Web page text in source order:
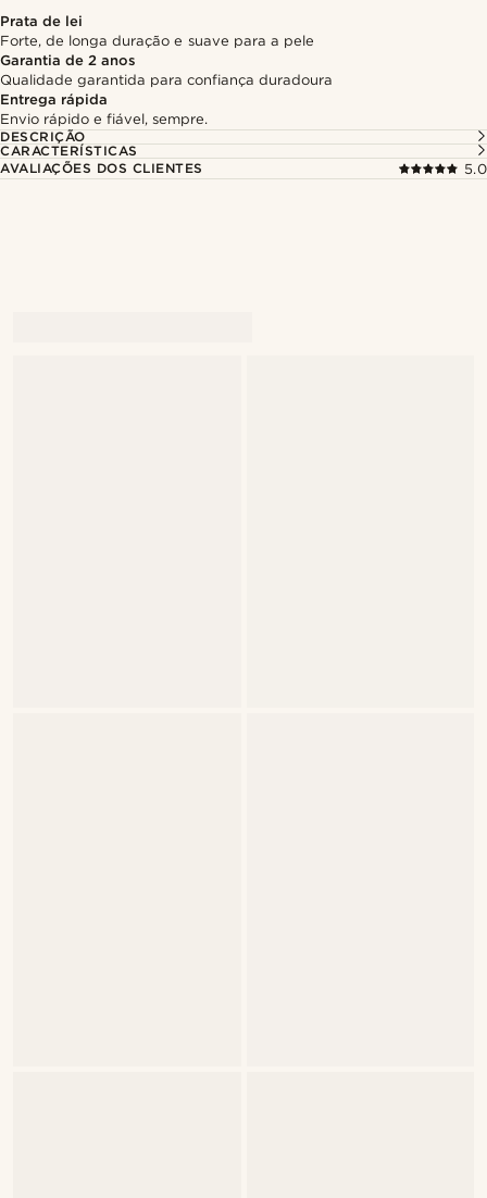
Prata de lei
Forte, de longa duração e suave para a pele
Garantia de 2 anos
Qualidade garantida para confiança duradoura
Entrega rápida
Envio rápido e fiável, sempre.
DESCRIÇÃO
CARACTERÍSTICAS
AVALIAÇÕES DOS CLIENTES
5.0